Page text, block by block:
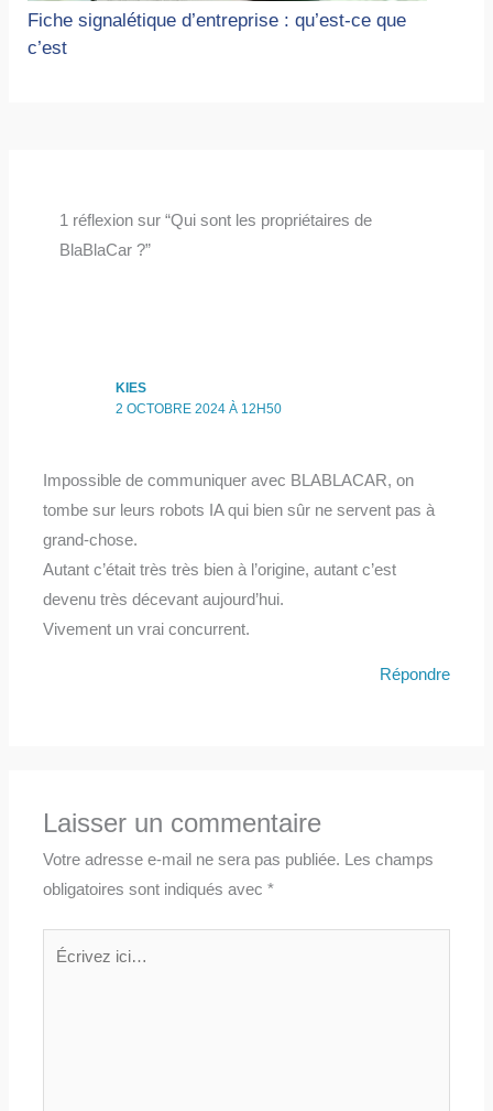
Fiche signalétique d’entreprise : qu’est-ce que
c’est
1 réflexion sur “Qui sont les propriétaires de
BlaBlaCar ?”
KIES
2 OCTOBRE 2024 À 12H50
Impossible de communiquer avec BLABLACAR, on
tombe sur leurs robots IA qui bien sûr ne servent pas à
grand-chose.
Autant c’était très très bien à l’origine, autant c’est
devenu très décevant aujourd’hui.
Vivement un vrai concurrent.
Répondre
Laisser un commentaire
Votre adresse e-mail ne sera pas publiée. Les champs
obligatoires sont indiqués avec*